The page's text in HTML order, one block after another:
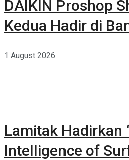
DAIKIN Proshop
Kedua Hadir di
1 August 2026
Lamitak Hadirkan
Intelligence of